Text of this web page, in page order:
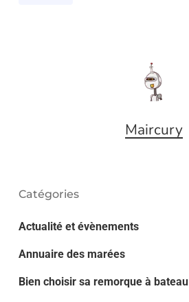
Maircury
Catégories
Actualité et évènements
Annuaire des marées
Bien choisir sa remorque à bateau